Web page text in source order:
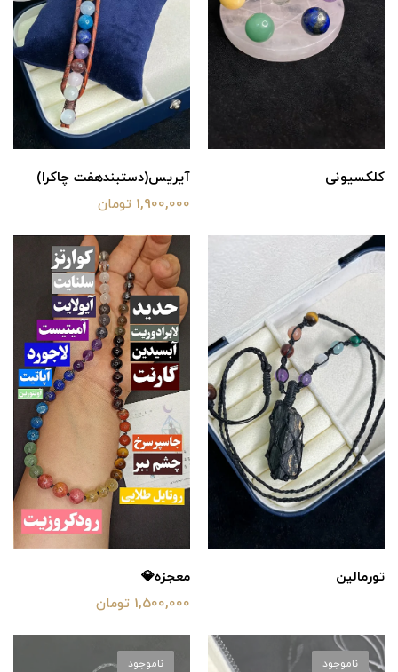
کلکسیونی
آیریس(دستبندهفت چاکرا)
1,900,000 تومان
تورمالین
معجزه💎
1,500,000 تومان
ناموجود ناموجود